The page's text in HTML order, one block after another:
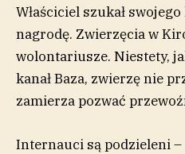
Właściciel szukał
nagrodę. Zwierzęcia w
wolontariusze. Niestety,
kanał Baza, zwierzę nie
zamierza pozwać
Internauci są podzieleni